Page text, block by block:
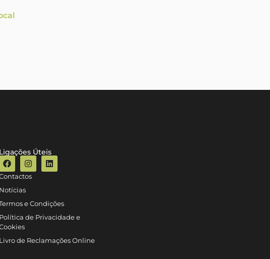
Ligações Úteis
Notícias
e Condições
Política de Privacidade e
Livro de Reclamações Online